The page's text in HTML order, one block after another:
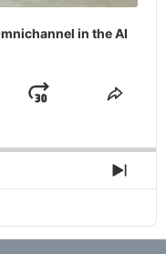
in the AI
Jump
Share
Next